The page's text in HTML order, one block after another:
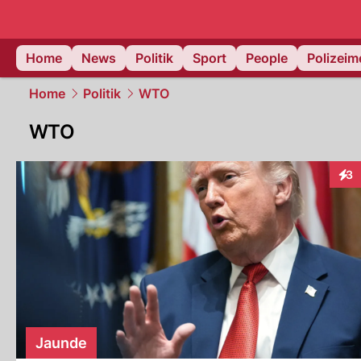
Home
News Politik Sport People
Home Politik WTO
WTO
3
Jaunde